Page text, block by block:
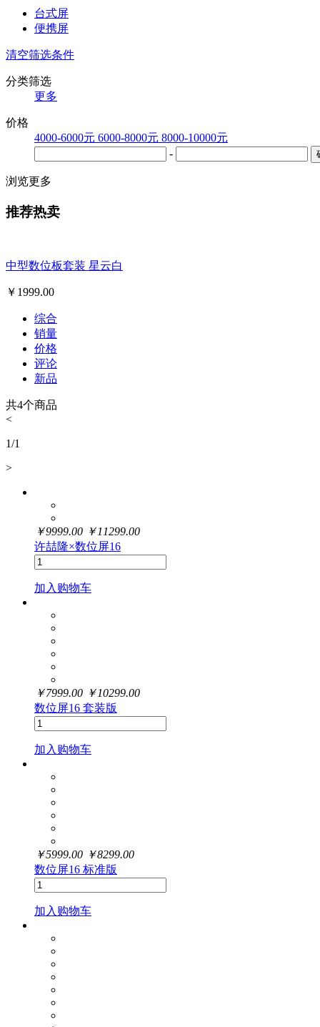
台式屏
便携屏
清空筛选条件
分类筛选
更多
价格
4000-6000元 6000-8000元 8000-10000元
-
浏览更多
推荐热卖
中型数位板套装 星云白
￥ 1999.00
综合
销量
价格
评论
新品
共4个商品
<
1/1
>
￥9999.00 ￥11299.00
许喆隆×数位屏16
加入购物车
￥7999.00 ￥10299.00
数位屏16 套装版
加入购物车
￥5999.00 ￥8299.00
数位屏16 标准版
加入购物车